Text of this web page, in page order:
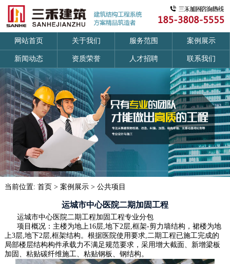
网站首页 关于我们 服务范围 案例展示
新闻动态 资质荣誉 人才招聘 联系我们
当前位置: 首页> 案例展示> 公共项目
运城市中心医院二期加固工程
运城市中心医院二期工程加固工程专业分包
项目概况：主楼为地上16层,地下2层,框架-剪力墙结构，裙楼为地
上3层,地下2层,框架结构。根据医院使用要求,二期工程已施工完成的
局部楼层结构构件承载力不满足规范要求，采用增大截面、新增梁板
加固、粘贴碳纤维施工、粘贴钢板、钢结构。